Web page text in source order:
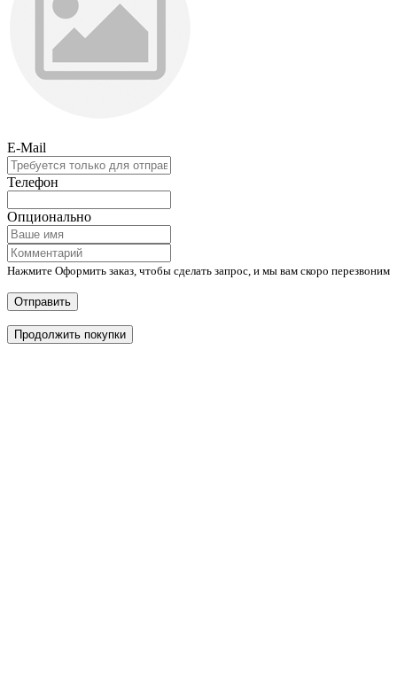
E-Mail
Телефон
Опционально
Нажмите Оформить заказ, чтобы сделать запрос, и мы вам скоро перезвоним
Отправить
Продолжить покупки